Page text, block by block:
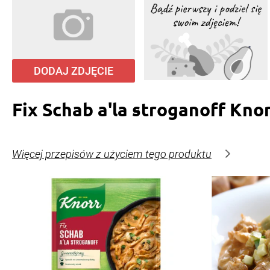
DODAJ ZDJĘCIE
Fix Schab a'la stroganoff
Więcej przepisów z użyciem tego produktu